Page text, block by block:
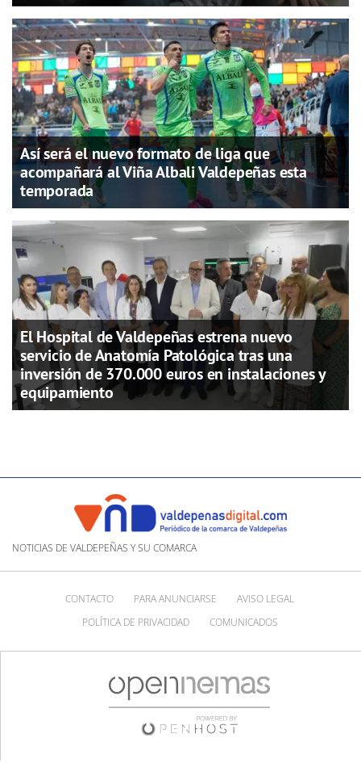
Así será el nuevo formato de liga que
acompañará al Viña Albali Valdepeñas esta
temporada
El Hospital de Valdepeñas estrena nuevo
servicio de Anatomía Patológica tras una
inversión de 370.000 euros en instalaciones y
equipamiento
NOTICIAS DE VALDEPEÑAS Y SU COMARCA
CONTACTO PARA ANUNCIARSE
AVISO LEGAL
POLÍTICA DE PRIVACIDAD
COMUNICADOS